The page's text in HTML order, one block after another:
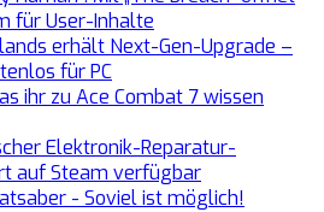
für User-Inhalte
erhält Next-Gen-Upgrade –
für PC
ihr zu Ace Combat 7 wissen
Elektronik-Reparatur-
auf Steam verfügbar
- Soviel ist möglich!